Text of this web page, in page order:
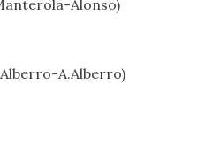
Alonso)
A.Alberro)